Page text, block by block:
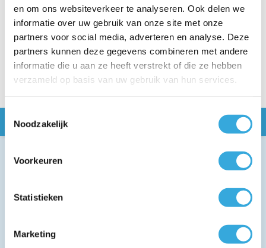
en om ons websiteverkeer te analyseren. Ook delen we
informatie over uw gebruik van onze site met onze
partners voor social media, adverteren en analyse. Deze
partners kunnen deze gegevens combineren met andere
informatie die u aan ze heeft verstrekt of die ze hebben
verzameld op basis van uw gebruik van hun services.
Noodzakelijk
Voorkeuren
Statistieken
Marketing
Wand heater ontvangen. Doos oké maar heater
beschadigd. Mail met foto gestuurd...
Lees meer
Snel naar